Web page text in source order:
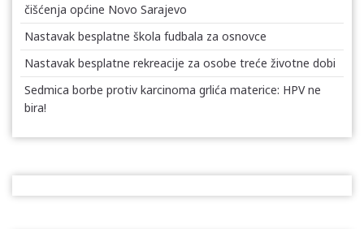
čišćenja općine Novo Sarajevo
Nastavak besplatne škola fudbala za osnovce
Nastavak besplatne rekreacije za osobe treće životne dobi
Sedmica borbe protiv karcinoma grlića materice: HPV ne
bira!